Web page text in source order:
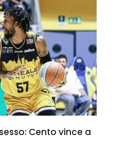
Cento vince a